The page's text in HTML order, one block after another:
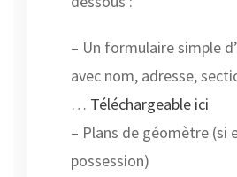
– Un formulaire simple
avec nom, adresse,
… Téléchargeable ici
– Plans de géomètre (si
possession)